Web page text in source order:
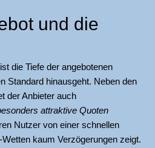
und die
die Tiefe der angebotenen
Standard hinausgeht. Neben den
der Anbieter auch
attraktive Quoten
Nutzer von einer schnellen
kaum Verzögerungen zeigt.